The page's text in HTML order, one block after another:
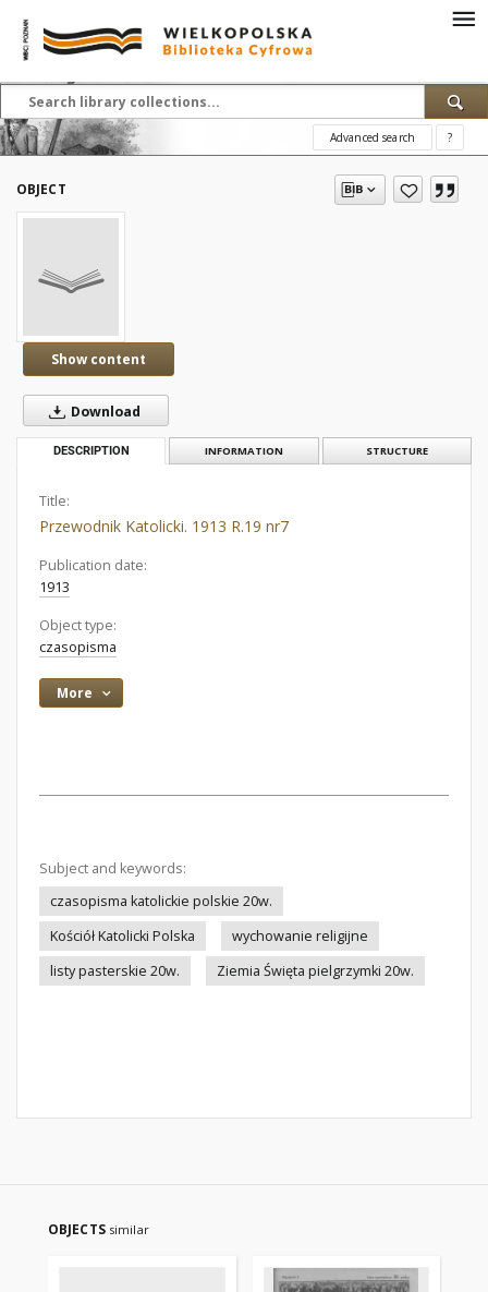
Advanced search ?
OBJECT
Show content
Download
DESCRIPTION INFORMATION STRUCTURE
Title:
Przewodnik Katolicki. 1913 R.19 nr7
Publication date:
1913
Object type:
czasopisma
More
Subject and keywords:
czasopisma katolickie polskie 20w.
Kościół Katolicki Polska
wychowanie religijne
listy pasterskie 20w.
Ziemia Święta pielgrzymki 20w.
OBJECTS similar